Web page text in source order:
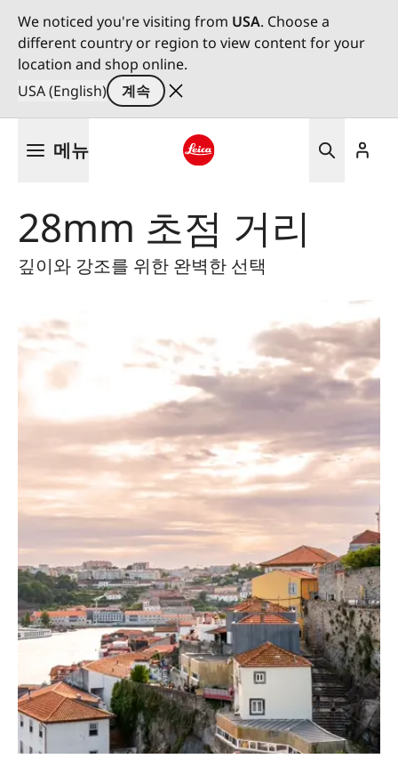
We noticed you're visiting from USA. Choose a
different country or region to view content for your
location and shop online.
USA (English)
계속
메뉴
28mm 초점 거리
깊이와 강조를 위한 완벽한 선택